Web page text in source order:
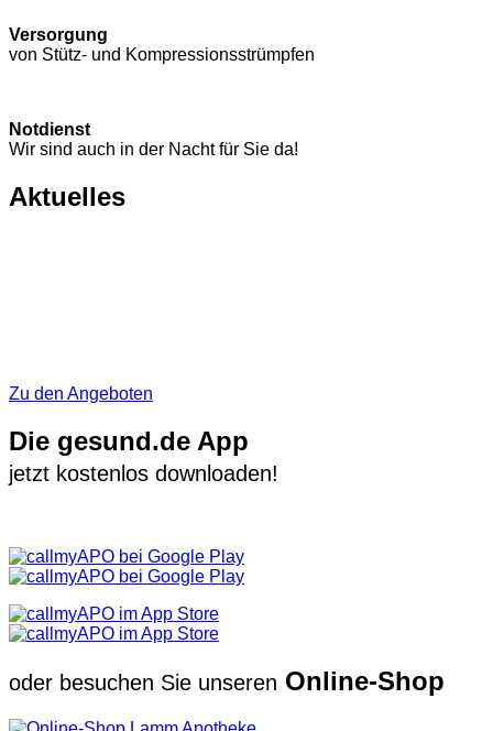
Versorgung
von Stütz- und Kompressions­strümpfen
Notdienst
Wir sind auch in der Nacht für Sie da!
Aktuelles
Zu den Angeboten
Die gesund.de App
jetzt kostenlos downloaden!
oder besuchen Sie unseren Online-Shop